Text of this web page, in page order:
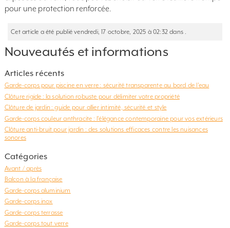
pour une protection renforcée.
Cet article a été publié vendredi, 17 octobre, 2025 à 02:32 dans .
Nouveautés et informations
Articles récents
Garde-corps pour piscine en verre : sécurité transparente au bord de l’eau
Clôture rigide : la solution robuste pour délimiter votre propriété
Clôture de jardin : guide pour allier intimité, sécurité et style
Garde-corps couleur anthracite : l’élégance contemporaine pour vos extérieurs
Clôture anti-bruit pour jardin : des solutions efficaces contre les nuisances
sonores
Catégories
Avant / après
Balcon à la française
Garde-corps aluminium
Garde-corps inox
Garde-corps terrasse
Garde-corps tout verre